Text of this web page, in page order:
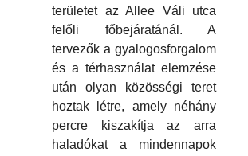
területet az Allee Váli utca
felőli főbejáratánál. A
tervezők a gyalogosforgalom
és a térhasználat elemzése
után olyan közösségi teret
hoztak létre, amely néhány
percre kiszakítja az arra
haladókat a mindennapok